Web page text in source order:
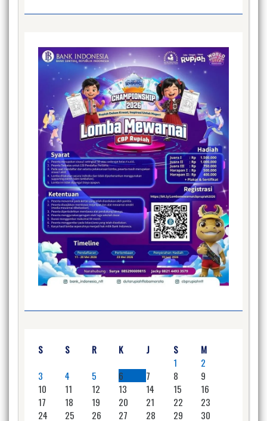
S S R K J S
M
1
2
3
4 5 6 7 8
9
10
11 12 13 14 15
16
17
18 19 20 21 22
23
24
25 26 27 28 29
30